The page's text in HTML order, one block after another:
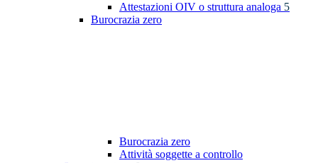
Attestazioni OIV o struttura analoga 5
Burocrazia zero
Burocrazia zero
Attività soggette a controllo